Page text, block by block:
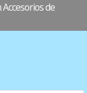
de